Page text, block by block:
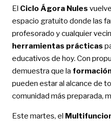
El Ciclo Ágora Nules
espacio gratuito donde las
profesorado y cualquier
herramientas prácticas
educativos de hoy. Con
demuestra que la
pueden estar al alcance de
comunidad más preparada,
Este martes, el